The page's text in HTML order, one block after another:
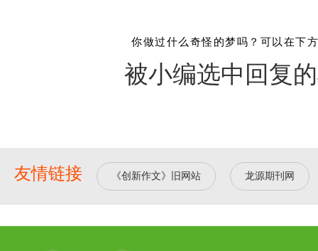
你做过什么奇怪的梦吗？可以在下
被小编选中回复
友情链接 《创新作文》旧网站 龙源期刊网